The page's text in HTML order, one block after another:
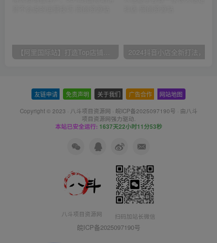
【阿里国际站】打造Top店铺&获得优质询盘客户，​95%的国际站讲师不会说的运营技巧
友链申请 免责声明 关于我们 广告合作 网站地图
Copyright © 2023 · 八斗项目资源网 · 皖ICP备2025097190号 · 由八斗
项目资源网强力驱动.
本站已安全运行: 1637天22小时11分53秒
八斗项目资源网 扫码加站长微信
皖ICP备2025097190号